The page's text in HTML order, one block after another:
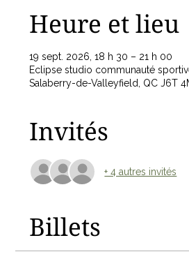
Heure et lieu
19 sept. 2026, 18 h 30 – 21 h 00
Eclipse studio communauté
Salaberry-de-Valleyfield, QC J6T
Invités
+ 4 autres invités
Billets